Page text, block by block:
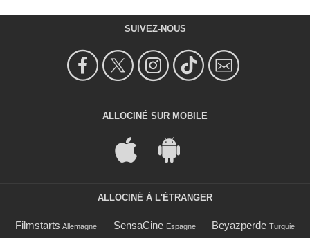
SUIVEZ-NOUS
ALLOCINÉ SUR MOBILE
ALLOCINÉ À L'ÉTRANGER
Filmstarts Allemagne SensaCine Espagne Beyazperde Turquie